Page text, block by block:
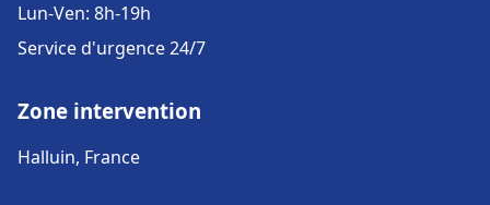
Lun-Ven: 8h-19h
Service d'urgence 24/7
Zone intervention
Halluin, France